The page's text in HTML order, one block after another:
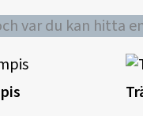
var du kan hitta